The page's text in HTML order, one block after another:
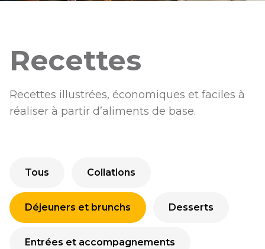
Recettes
Recettes illustrées, économiques et faciles à
réaliser à partir d’aliments de base.
Tous Collations
Déjeuners et brunchs Desserts
Entrées et accompagnements